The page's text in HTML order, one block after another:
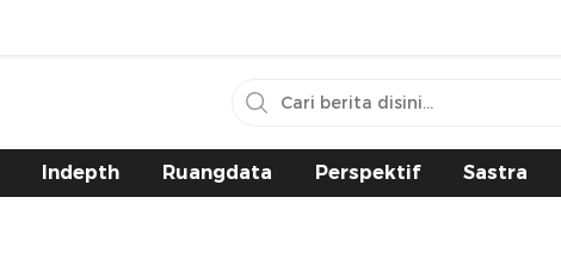
Indepth Ruangdata Perspektif Sastra